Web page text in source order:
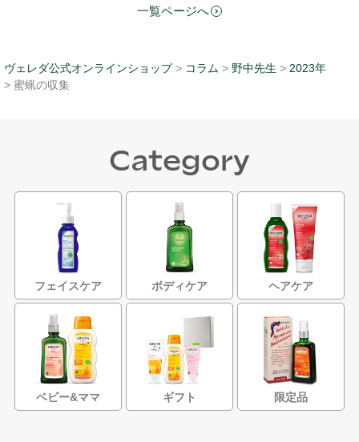
一覧ページへ
ヴェレダ公式オンラインショップ > コラム > 野中先生 > 2023年
> 蜜蝋の収集
Category
フェイスケア ボディケア ヘアケア
ベビー&ママ ギフト 限定品